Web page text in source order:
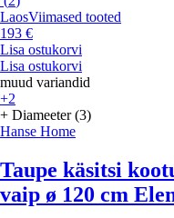
LaosViimased tooted
193 €
Lisa ostukorvi
Lisa ostukorvi
muud variandid
+2
+ Diameeter (3)
Hanse Home
Taupe käsitsi
vaip ø 120 cm